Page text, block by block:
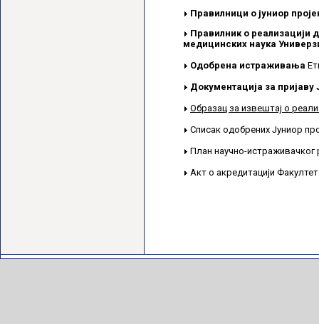
Правилници о јуниор
Правилник о реализацији
медицинских наука
Одобрена истраживања
Документација за
Образац за извештај о
Списак одобрених Јуниор
План научно-истраживачког
Акт о акредитацији